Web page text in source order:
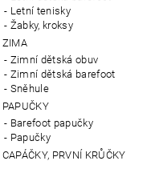
Letní tenisky
Žabky, kroksy
ZIMA
Zimní dětská obuv
Zimní dětská barefoot
Sněhule
PAPUČKY
Barefoot papučky
Papučky
CAPÁČKY, PRVNÍ KRŮČKY